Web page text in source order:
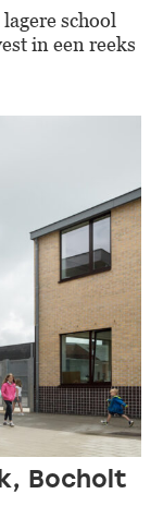
school
in een reeks
Bocholt